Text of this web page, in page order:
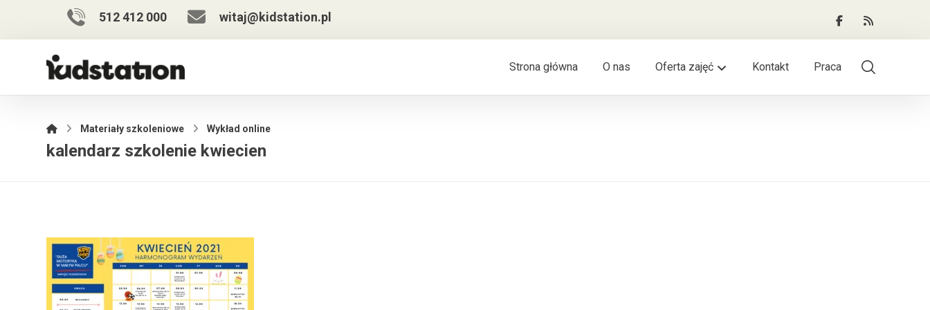
512 412 000 witaj@kidstation.pl
Strona główna O nas Oferta zajęć Kontakt Praca
Materiały szkoleniowe Wykład online
kalendarz szkolenie kwiecien